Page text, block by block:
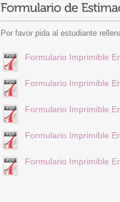
Por favor pida al estudiante
Formulario Imprimible
Formulario Imprimible
Formulario Imprimible
Formulario Imprimible
Formulario Imprimible